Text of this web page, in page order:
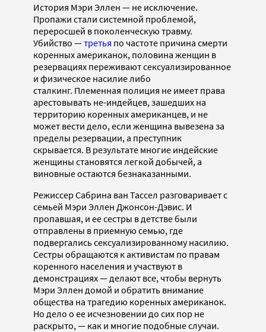
История Мэри Эллен — не исключение.
Пропажи стали системной проблемой,
переросшей в поколенческую травму.
Убийство —третья по частоте причина смерти
коренных американок, половина женщин в
резервациях переживают сексуализированное
и физическое насилие либо
сталкинг. Племенная полиция не имеет права
арестовывать не-индейцев, зашедших на
территорию коренных американцев, и не
может вести дело, если женщина вывезена за
пределы резервации, а преступник
скрывается. В результате многие индейские
женщины становятся легкой добычей, а
виновные остаются безнаказанными.
Режиссер Сабрина ван Тассел разговаривает с
семьей Мэри Эллен Джонсон-Дэвис. И
пропавшая, и ее сестры в детстве были
отправлены в приемную семью, где
подвергались сексуализированному насилию.
Сестры обращаются к активистам по правам
коренного населения и участвуют в
демонстрациях — делают все, чтобы вернуть
Мэри Эллен домой и обратить внимание
общества на трагедию коренных американок.
Но дело о ее исчезновении до сих пор не
раскрыто, — как и многие подобные случаи.